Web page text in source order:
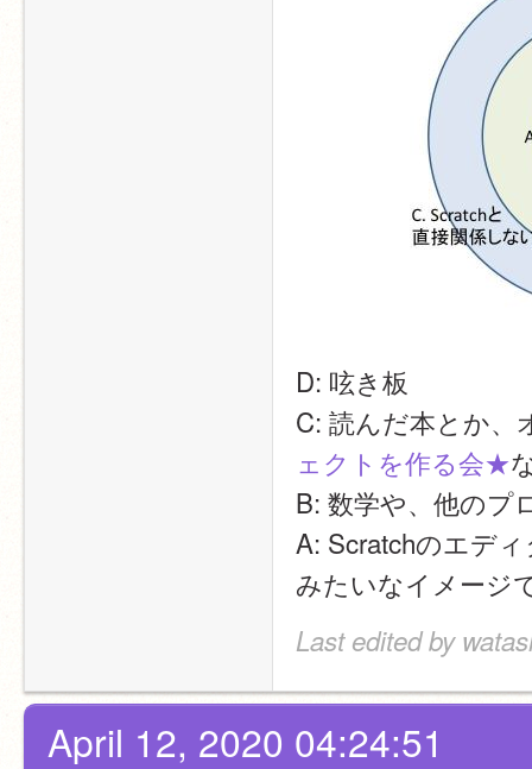
D: 呟き板
C: 読んだ本とか、
ェクトを作る会★
B: 数学や、他のプ
A: Scratchのエデ
みたいなイメージ
Last edited by
April 12, 2020 04:24:51